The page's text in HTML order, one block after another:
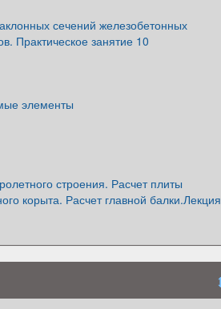
сечений железобетонных
Практическое занятие 10
элементы
строения. Расчет плиты
корыта. Расчет главной балки.Лекция